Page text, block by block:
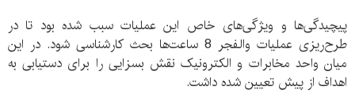
پیچیدگی‌ها و ویژگی‌های خاص این عملیات سبب شده بود تا در
طرح‌ریزی عملیات والفجر 8 ساعت‌ها بحث کارشناسی شود. در این
میان واحد مخابرات و الکترونیک نقش بسزایی را برای دستیابی به
اهداف از پیش تعیین شده داشت.